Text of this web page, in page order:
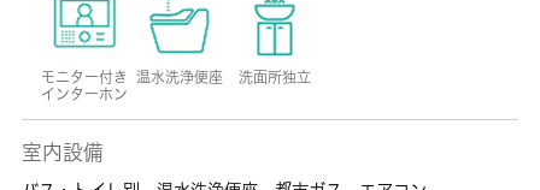
モニター付き
インターホン
温水洗浄便座 洗面所独立
室内設備